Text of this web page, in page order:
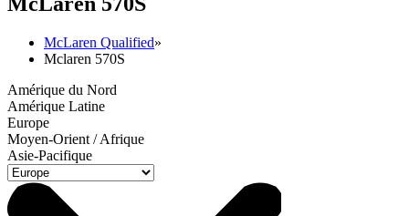
McLaren Qualified»
Mclaren 570S
Amérique du Nord
Amérique Latine
Europe
Moyen-Orient / Afrique
Asie-Pacifique